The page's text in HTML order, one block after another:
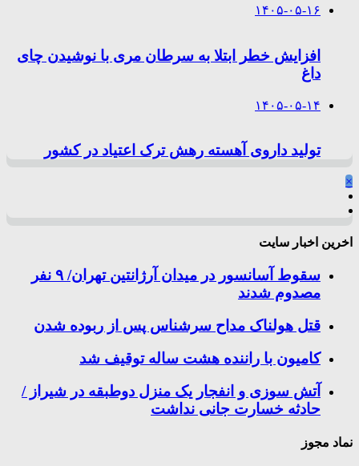
۱۴۰۵-۰۵-۱۶
افزایش خطر ابتلا به سرطان مری با نوشیدن چای
داغ
۱۴۰۵-۰۵-۱۴
تولید داروی آهسته رهش ترک اعتیاد در کشور
×
اخرین اخبار سایت
سقوط آسانسور در میدان آرژانتین تهران/ ۹ نفر
مصدوم شدند
قتل هولناک مداح سرشناس پس از ربوده شدن
کامیون با راننده هشت ساله توقیف شد
آتش سوزی و انفجار یک منزل دوطبقه در شیراز /
حادثه خسارت جانی نداشت
نماد مجوز